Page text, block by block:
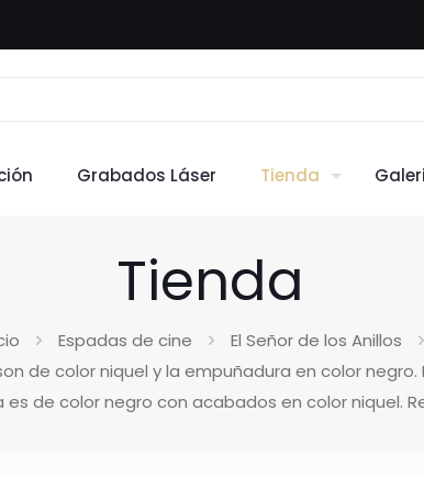
Grabados Láser Tienda
Tienda
Espadas de cine
El Señor de los Anillos
de color niquel y la empuñadura en color
es de color negro con acabados en color niquel.